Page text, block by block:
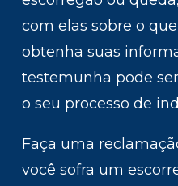
com elas sobre o
obtenha suas
testemunha pode
o seu processo de
Faça uma
você sofra um